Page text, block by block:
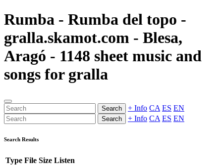
Rumba - Rumba del topo -
gralla.skamot.com - Blesa,
Aragó - 1148 sheet music and
songs for gralla
Search + Info CA ES EN
Search + Info CA ES EN
Search Results
Type File Size Listen